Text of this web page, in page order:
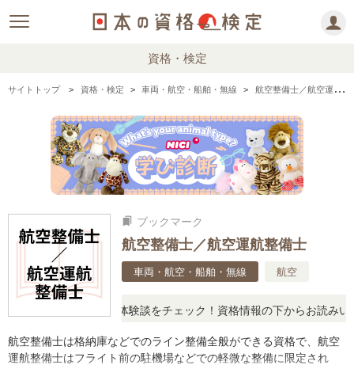
資格・検定
サイトトップ 資格・検定 車両・航空・船舶・無線 航空整備士／航空運航整備士の情報まとめ
bookmarks ブックマーク
航空整備士／航空運航整備士
車両・航空・船舶・無線 航空
アルな口コミや体験談をチェック！資格情報の下からお読みいた
航空整備士は格納庫などでのライン整備全般ができる資格で、航空
運航整備士はフライト前の駐機場などでの軽微な整備に限定され